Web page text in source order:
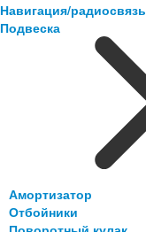
Навигация/радиосвязь
Подвеска
Амортизатор
Отбойники